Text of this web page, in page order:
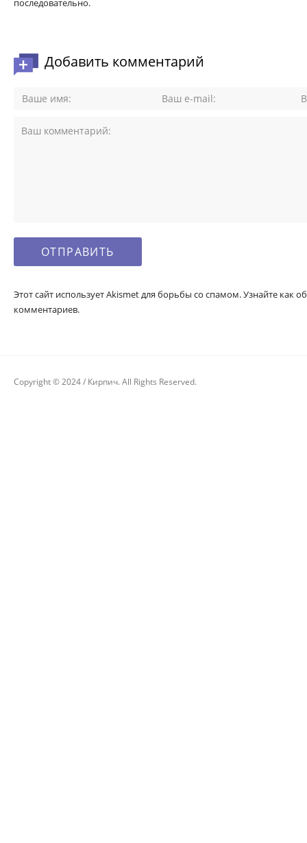
последовательно.
Добавить комментарий
Этот сайт использует Akismet для борьбы со спамом. Узнайте как
комментариев.
Copyright © 2024 / Кирпич. All Rights Reserved.